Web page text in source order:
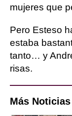
mujeres que
Pero Esteso
estaba
tanto… y
risas.
Más Noticias